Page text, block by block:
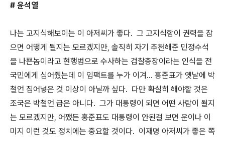
# 윤석열
나는 고지식해보이는 이 아저씨가 좋다. 그 고지식함이 권력을 잡
으면 어떻게 될지는 모르겠지만, 솔직히 자기 추천해준 민정수석
을 나쁜놈이라고 현행범으로 수사하는 검찰총장이라는 인식을 전
국민에게 심어줬는데 이 임팩트를 누가 이겨... 홍준표가 옛날에 박
철언 집어넣은 것 이상이 아닐까 싶다. 다만 확실히 해야할 것은
조국은 박철언 급은 아니다. 그가 대통령이 되면 어떤 사람이 될지
는 모르겠지만, 어쨌든 홍준표도 대통령이 안된걸 보면 운이나 이
미지 이런 것도 정치에는 중요할 것이다. 이재명 아저씨가 좋은 쪽